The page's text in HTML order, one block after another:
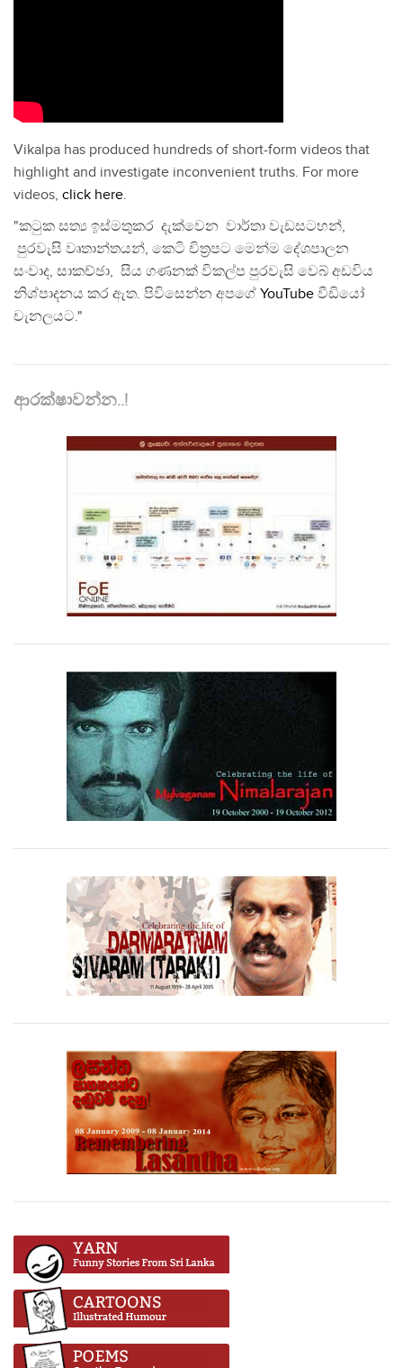
Vikalpa has produced hundreds of short-form videos that
highlight and investigate inconvenient truths. For more
videos, click here.
"කටුක සත්‍ය ඉස්මතුකර දැක්වෙන වාර්තා වැඩසටහන්,
පුරවැසි වෘතාන්තයන්, කෙටි චිත්‍රපට මෙන්ම දේශපාලන
සංවාද, සාකච්ඡා, සිය ගණනක් විකල්ප පුරවැසි වෙබ් අඩවිය
නිශ්පාදනය කර ඇත. පිවිසෙන්න අපගේ YouTube වීඩියෝ
චැනලයට."
ආරක්ෂාවන්න..!